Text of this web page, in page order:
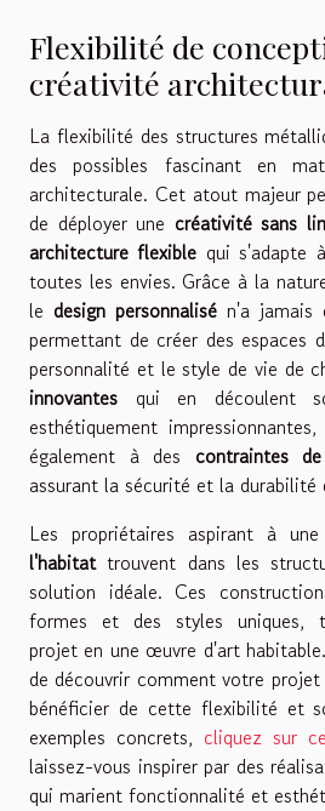
Flexibilité de
créativité
La flexibilité des structures
des possibles fascinant en
architecturale. Cet atout majeur
de déployer une créativité sans
architecture flexible qui s'adapte
toutes les envies. Grâce à la
le design personnalisé n'a jamais
permettant de créer des espaces
personnalité et le style de vie de
innovantes qui en découlent
esthétiquement
également à des contraintes
assurant la sécurité et la durabilité
Les propriétaires aspirant à une
l'habitattrouvent dans les
solution idéale. Ces
formes et des styles uniques,
projet en une œuvre d'art
de découvrir comment votre
bénéficier de cette flexibilité et
exemples concrets, cliquez sur
laissez-vous inspirer par des
qui marient fonctionnalité et